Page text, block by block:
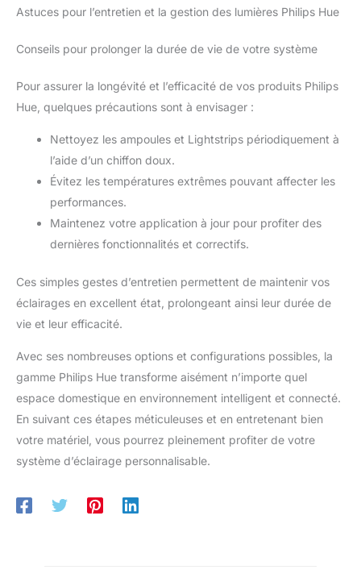
Astuces pour l’entretien et la gestion des lumières Philips Hue
Conseils pour prolonger la durée de vie de votre système
Pour assurer la longévité et l’efficacité de vos produits Philips
Hue, quelques précautions sont à envisager :
Nettoyez les ampoules et Lightstrips périodiquement à
l’aide d’un chiffon doux.
Évitez les températures extrêmes pouvant affecter les
performances.
Maintenez votre application à jour pour profiter des
dernières fonctionnalités et correctifs.
Ces simples gestes d’entretien permettent de maintenir vos
éclairages en excellent état, prolongeant ainsi leur durée de
vie et leur efficacité.
Avec ses nombreuses options et configurations possibles, la
gamme Philips Hue transforme aisément n’importe quel
espace domestique en environnement intelligent et connecté.
En suivant ces étapes méticuleuses et en entretenant bien
votre matériel, vous pourrez pleinement profiter de votre
système d’éclairage personnalisable.